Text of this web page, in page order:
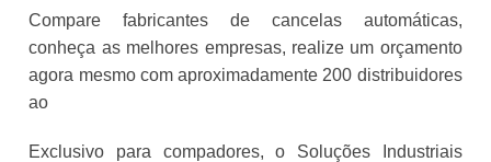
Compare fabricantes de cancelas automáticas,
conheça as melhores empresas, realize um orçamento
agora mesmo com aproximadamente 200 distribuidores
ao
Exclusivo para compadores, o Soluções Industriais